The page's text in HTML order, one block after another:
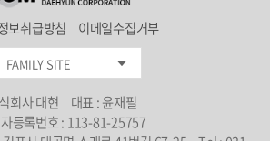
보취급방침 이메일수집거부
FAMILY SITE
회사 대현
대표 : 윤재필
등록번호 : 113-81-25757